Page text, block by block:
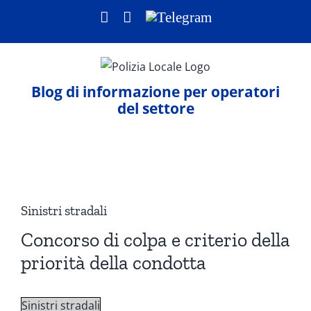
contenuto
Facebook
LinkedIn
Telegram
Blog di informazione per operatori
del settore
immagine
Sinistri stradali
Concorso di colpa e criterio della
priorità della condotta
Sinistri stradali